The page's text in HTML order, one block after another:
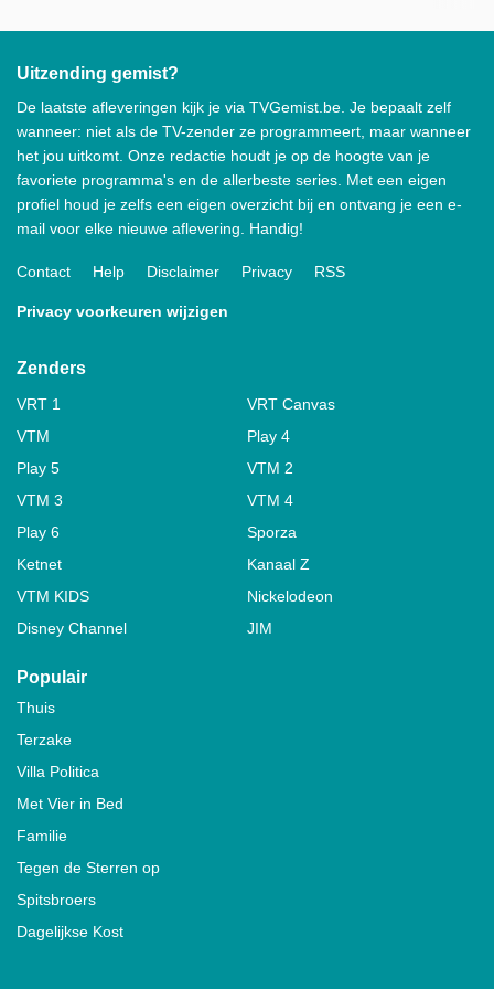
Uitzending gemist?
De laatste afleveringen kijk je via TVGemist.be. Je bepaalt zelf
wanneer: niet als de TV-zender ze programmeert, maar wanneer
het jou uitkomt. Onze redactie houdt je op de hoogte van je
favoriete programma's en de allerbeste series. Met een eigen
profiel houd je zelfs een eigen overzicht bij en ontvang je een e-
mail voor elke nieuwe aflevering. Handig!
Contact Help Disclaimer Privacy RSS
Privacy voorkeuren wijzigen
Zenders
VRT 1
VRT Canvas
VTM
Play 4
Play 5
VTM 2
VTM 3
VTM 4
Play 6
Sporza
Ketnet
Kanaal Z
VTM KIDS
Nickelodeon
Disney Channel
JIM
Populair
Thuis
Terzake
Villa Politica
Met Vier in Bed
Familie
Tegen de Sterren op
Spitsbroers
Dagelijkse Kost